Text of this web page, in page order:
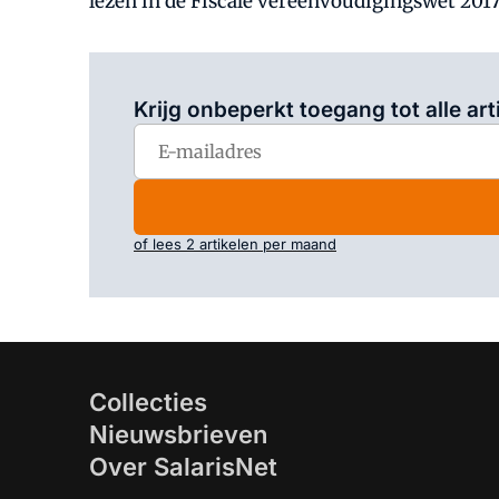
Krijg onbeperkt toegang tot alle
of lees 2 artikelen per maand
Collecties
Nieuwsbrieven
Over SalarisNet